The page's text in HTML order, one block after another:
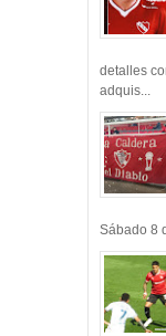
detalles
adquis...
Sábado 8